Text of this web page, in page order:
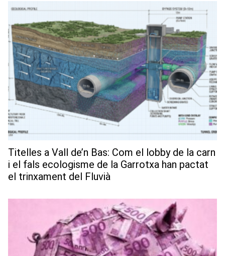
Titelles a Vall de’n Bas: Com el lobby de la carn
i el fals ecologisme de la Garrotxa han pactat
el trinxament del Fluvià